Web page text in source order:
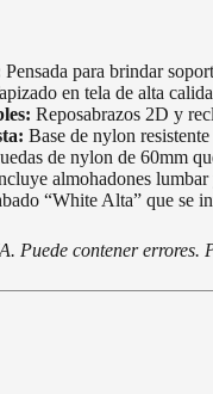
Pensada para brindar
en tela de alta
Reposabrazos 2D y
Base de nylon
de nylon de 60mm
almohadones
“White Alta” que se
Puede contener errores.